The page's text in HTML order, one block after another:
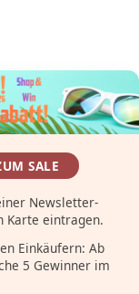
SALE
Newsletter-
Karte eintragen.
Einkäufern: Ab
5 Gewinner im